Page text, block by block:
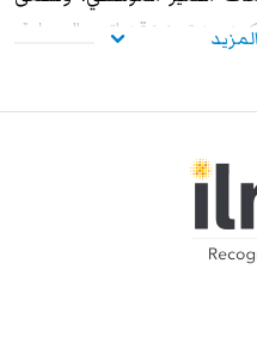
من تعزيز قدراتهم العملية،
شهادة معتمدة من
ودوليًا، مما يمنحها قيمة
الشهادة إضافة نوعية لمسار
آفاقًا واسعة نحو الترقي